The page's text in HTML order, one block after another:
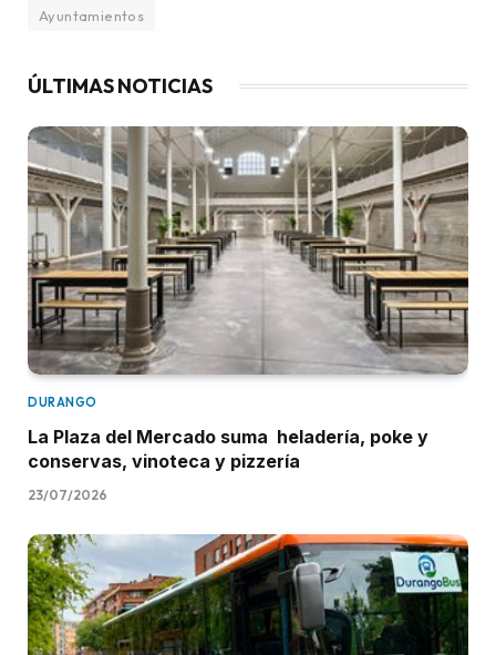
Ayuntamientos
ÚLTIMAS NOTICIAS
DURANGO
La Plaza del Mercado suma heladería, poke y
conservas, vinoteca y pizzería
23/07/2026